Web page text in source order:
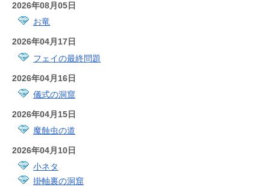
2026年08月05日
お竜
2026年04月17日
フェイの最終問題
2026年04月16日
儀式の洞窟
2026年04月15日
魔蝕虫の道
2026年04月10日
小ネタ
掛軸裏の洞窟